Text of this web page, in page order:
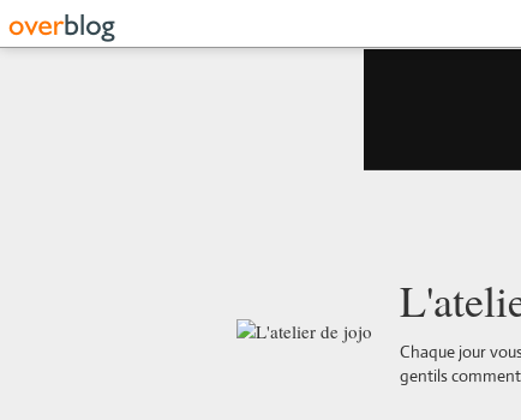
Chaque jour
gentils